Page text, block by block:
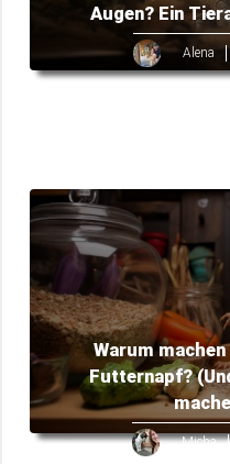
Augen? Ein
Alena
Warum
Futternapf?
Micha